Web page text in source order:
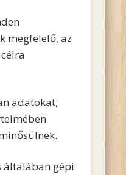
megfelelő, az
adatokat,
általában gépi